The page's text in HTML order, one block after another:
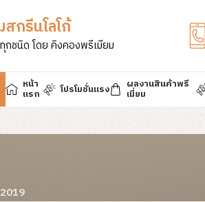
กรีนโลโก้
ชนิด โดย คิงคองพรีเมียม
หน้า
แรก โปรโมชั่นแรง ผลงานสินค้าพรี
เมี่ยม